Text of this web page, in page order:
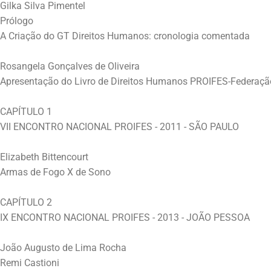
Gilka Silva Pimentel
Prólogo
A Criação do GT Direitos Humanos: cronologia comentada
Rosangela Gonçalves de Oliveira
Apresentação do Livro de Direitos Humanos PROIFES-
CAPÍTULO 1
VII ENCONTRO NACIONAL PROIFES - 2011 - SÃO PAULO
Elizabeth Bittencourt
Armas de Fogo X de Sono
CAPÍTULO 2
IX ENCONTRO NACIONAL PROIFES - 2013 - JOÃO PESSOA
João Augusto de Lima Rocha
Remi Castioni